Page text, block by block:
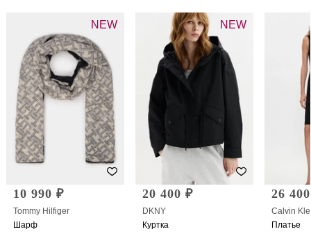
NEW
10 990 ₽
Tommy Hilfiger
Шарф
NEW
20 400 ₽
DKNY
Куртка
26
Calvin
Платье